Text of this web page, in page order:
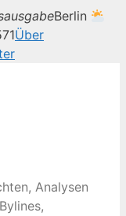
Berlin
Über
Analysen